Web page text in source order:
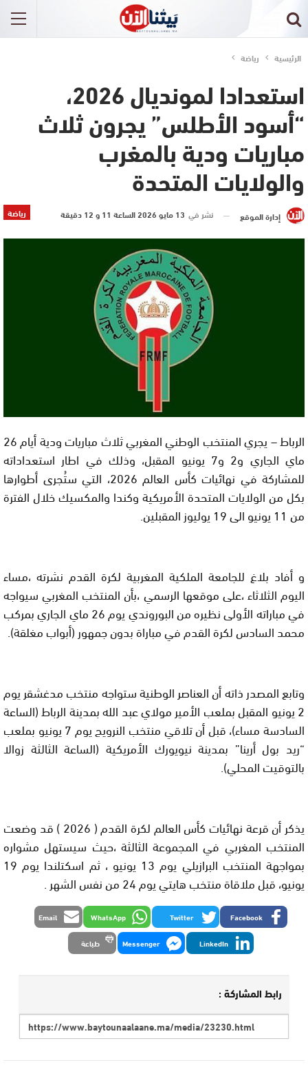
الرئيسية رياضة
استعدادا لمونديال 2026،
“أسود الأطلس” يجرون ثلاث
مباريات ودية بالمغرب
والولايات المتحدة
رياضة إدارة الموقع نشر في 13 مايو 2026 الساعة 11 و 12 دقيقة
الرباط – يجري المنتخب الوطني المغربي ثلاث مباريات ودية أيام 26
ماي الجاري و2 و7 يونيو المقبل، وذلك في اطار استعداداته
للمشاركة في نهائيات كأس العالم 2026، التي ستُجرى أطوارها
بكل من الولايات المتحدة الأمريكية وكندا والمكسيك خلال الفترة
من 11 يونيو الى 19 يوليوز المقبلين.
و أفاد بلاغ للجامعة الملكية المغربية لكرة القدم نشرته ،مساء
اليوم الثلاثاء ،على موقعها الرسمي ،بأن المنتخب المغربي سيواجه
في مباراته الأولى نظيره من البوروندي يوم 26 ماي الجاري بمركب
محمد السادس لكرة القدم في مباراة بدون جمهور (أبواب مغلقة).
وتابع المصدر ذاته أن العناصر الوطنية ستواجه منتخب مدغشقر يوم
2 يونيو المقبل بملعب الأمير مولاي عبد الله بمدينة الرباط (الساعة
السادسة مساء)، قبل أن تلاقي منتخب النرويج يوم 7 يونيو بملعب
“ريد بول أرينا” بمدينة نيويورك الأمريكية (الساعة الثالثة زوالا
بالتوقيت المحلي).
يذكر أن قرعة نهائيات كأس العالم لكرة القدم ( 2026 ) قد وضعت
المنتخب المغربي في المجموعة الثالثة ،حيث سيستهل مشواره
بمواجهة المنتخب البرازيلي يوم 13 يونيو ، ثم اسكتلندا يوم 19
يونيو، قبل ملاقاة منتخب هايتي يوم 24 من نفس الشهر .
Facebook
Twitter
WhatsApp
Email
LinkedIn
Messenger طباعة
رابط المشاركة :